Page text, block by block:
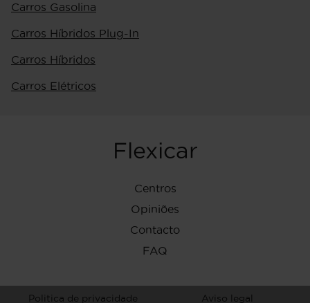
Carros Gasolina
Carros Híbridos Plug-In
Carros Híbridos
Carros Elétricos
Flexicar
Centros
Opiniões
Contacto
FAQ
Politica de privacidade Aviso legal